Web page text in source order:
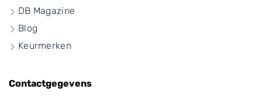
DB Magazine
Blog
Keurmerken
Contactgegevens